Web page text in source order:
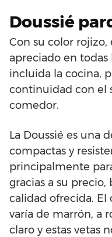
Doussié
Con su color
apreciado en todas
incluida la cocina,
continuidad con el
comedor.
La Doussié es una
compactas y
principalmente
gracias a su
calidad ofrecida. El
varía de marrón, a
claro y estas vetas